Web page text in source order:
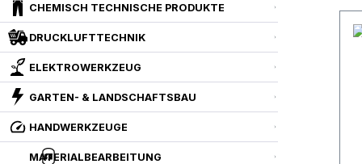
CHEMISCH TECHNISCHE PRODUKTE
DRUCKLUFTTECHNIK
ELEKTROWERKZEUG
GARTEN- & LANDSCHAFTSBAU
HANDWERKZEUGE
MATERIALBEARBEITUNG